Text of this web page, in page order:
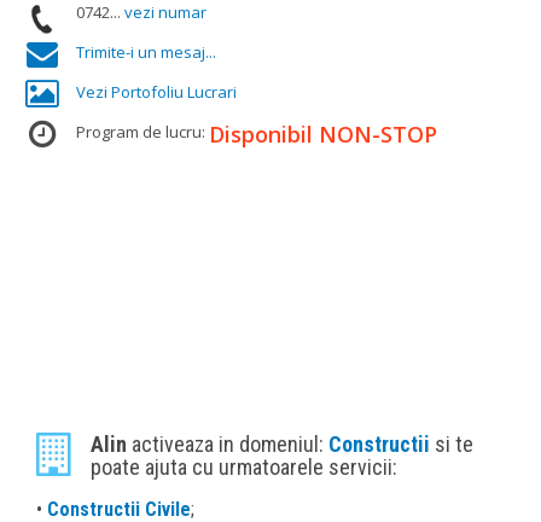
0742... vezi numar
Trimite-i un mesaj...
Vezi Portofoliu Lucrari
Program de lucru: Disponibil NON-STOP
Alin activeaza in domeniul: Constructii si te
poate ajuta cu urmatoarele servicii:
• Constructii Civile;